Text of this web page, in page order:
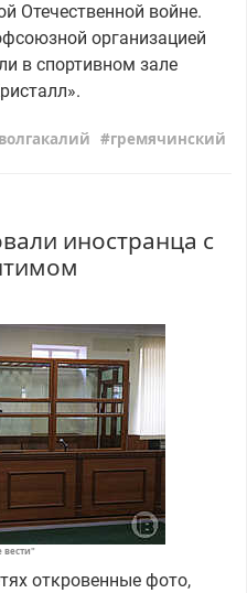
Отечественной войне.
организацией
в спортивном зале
гремячинский
иностранца с
вести"
откровенные фото,